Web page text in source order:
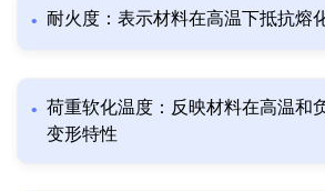
耐火度：表示材料在高温下抵抗熔
荷重软化温度：反映材料在高温和
变形特性